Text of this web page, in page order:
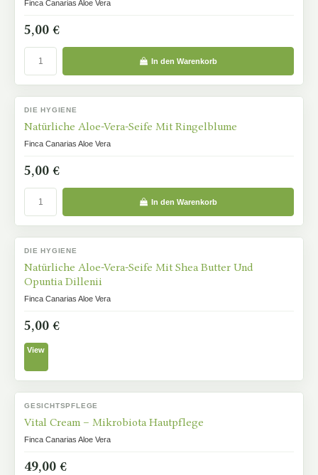
Finca Canarias Aloe Vera
5,00 €
In den Warenkorb
DIE HYGIENE
Natürliche Aloe-Vera-Seife Mit Ringelblume
Finca Canarias Aloe Vera
5,00 €
In den Warenkorb
DIE HYGIENE
Natürliche Aloe-Vera-Seife Mit Shea Butter Und
Opuntia Dillenii
Finca Canarias Aloe Vera
5,00 €
View
GESICHTSPFLEGE
Vital Cream – Mikrobiota Hautpflege
Finca Canarias Aloe Vera
49,00 €